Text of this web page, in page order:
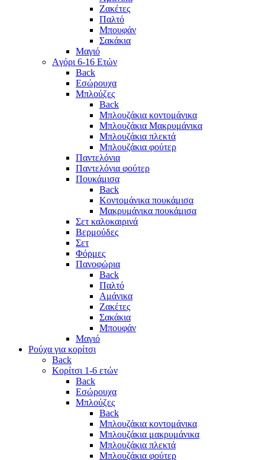
Ζακέτες
Παλτό
Μπουφάν
Σακάκια
Μαγιό
Aγόρι 6-16 Ετών
Back
Eσώρουχα
Μπλούζες
Back
Μπλουζάκια κοντομάνικα
Μπλουζάκια Μακρυμάνικα
Μπλουζάκια πλεκτά
Μπλουζάκια φούτερ
Παντελόνια
Παντελόνια φούτερ
Πουκάμισα
Back
Κοντομάνικα πουκάμισα
Μακρυμάνικα πουκάμισα
Σετ καλοκαιρινά
Βερμούδες
Σετ
Φόρμες
Πανοφώρια
Back
Παλτό
Αμάνικα
Ζακέτες
Σακάκια
Μπουφάν
Μαγιό
Ρούχα για κορίτσι
Back
Κορίτσι 1-6 ετών
Back
Εσώρουχα
Μπλούζες
Back
Μπλουζάκια κοντομάνικα
Μπλουζάκια μακρυμάνικα
Μπλουζάκια πλεκτά
Μπλουζάκια φούτερ